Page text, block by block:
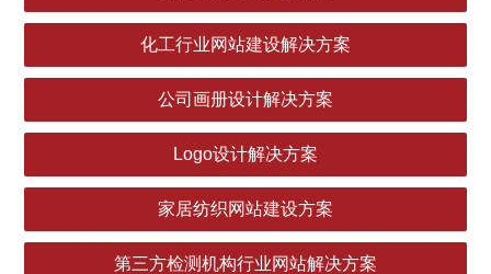
化工行业网站建设解决方案
公司画册设计解决方案
Logo设计解决方案
家居纺织网站建设方案
第三方检测机构行业网站解决方案